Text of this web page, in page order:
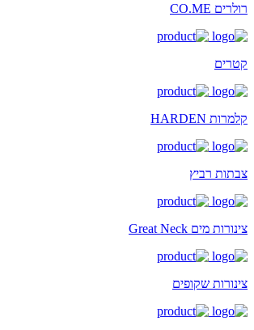
רולרים CO.ME
קטרים
קלמרות HARDEN
צבתות רביץ
צינורות מים Great Neck
צינורות שקופים